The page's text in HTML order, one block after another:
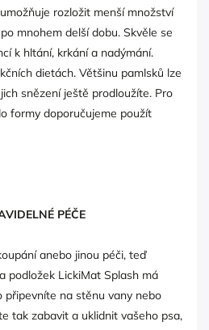
rozložit menší množství
mnohem delší dobu. Skvěle se
k hltání, krkání a nadýmání.
dietách. Většinu pamlsků lze
snězení ještě prodloužíte. Pro
formy doporučujeme použít
PÉČE
anebo jinou péči, teď
podložek LickiMat Splash má
připevníte na stěnu vany nebo
tak zabavit a uklidnit vašeho psa,